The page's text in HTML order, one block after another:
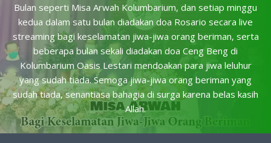
Bulan seperti Misa Arwah Kolumbarium, dan setiap minggu
kedua dalam satu bulan diadakan doa Rosario secara live
streaming bagi keselamatan jiwa-jiwa orang beriman, serta
beberapa bulan sekali diadakan doa Ceng Beng di
Kolumbarium Oasis Lestari mendoakan para jiwa leluhur
yang sudah tiada. Semoga jiwa-jiwa orang beriman yang
sudah tiada, senantiasa bahagia di surga karena belas kasih
Allah.